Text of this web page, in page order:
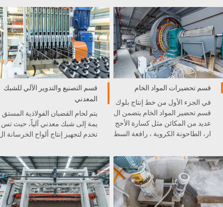
قسم تحضيرات المواد الخام
في الجزء الأول من خط إنتاج بلوك
قسم تحضير المواد الخام يتضمن ال
عديد من المكائن مثل كسارة الأحج
ار، الطاحونة الكروية ، رافعة السط
ممتاز في خط الإنتاج .
قسم التصنيع والتدوير الآلي للشبك
المعدني
يتم لحام القضبان الفولاذية المستق
يمة إلى شبك معدني آلياً، حيث تس
تخدم لتجهيز إنتاج ألواح الخرسانة